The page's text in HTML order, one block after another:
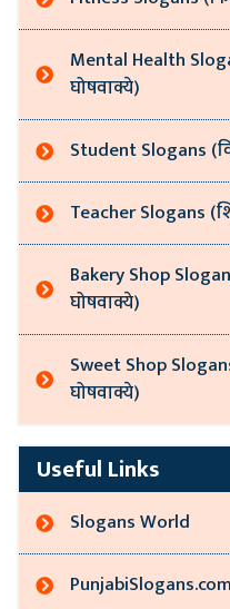
Mental Health
घोषवाक्ये)
Student Slogans
Teacher Slogans
Bakery Shop
घोषवाक्ये)
Sweet Shop
घोषवाक्ये)
Useful Links
Slogans World
PunjabiSlogans.com